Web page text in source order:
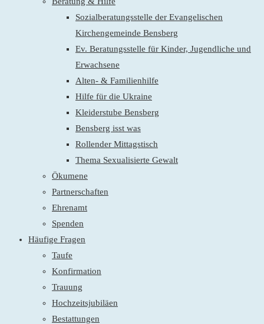
Sozialberatungsstelle der Evangelischen
Kirchengemeinde Bensberg
Ev. Beratungsstelle für Kinder, Jugendliche und
Erwachsene
Alten- & Familienhilfe
Hilfe für die Ukraine
Kleiderstube Bensberg
Bensberg isst was
Rollender Mittagstisch
Thema Sexualisierte Gewalt
Ökumene
Partnerschaften
Ehrenamt
Spenden
Häufige Fragen
Taufe
Konfirmation
Trauung
Hochzeitsjubiläen
Bestattungen